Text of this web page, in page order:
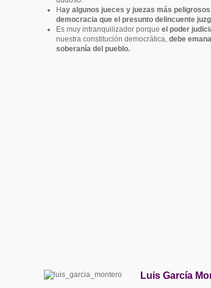
Hay algunos jueces y juezas más
democracia que el presunto delincuente
Es muy intranquilizador porque el poder
nuestra constitución democrática, debe
soberanía del pueblo.
Luis García